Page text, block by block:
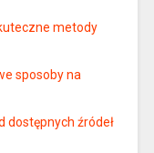
metody
sposoby na
dostępnych źródeł